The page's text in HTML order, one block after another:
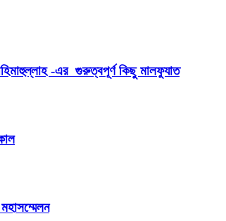
-এর গুরুত্বপূর্ণ কিছু মালফুযাত